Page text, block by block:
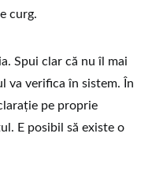
curg.
Spui clar că nu îl mai
va verifica în sistem. În
pe proprie
E posibil să existe o